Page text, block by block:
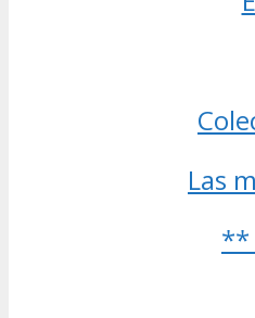
Las
**